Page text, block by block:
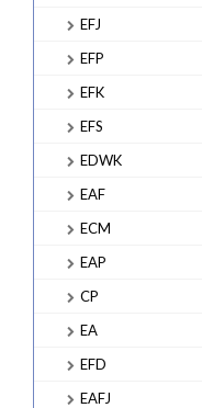
EFJ
EFP
EFK
EFS
EDWK
EAF
ECM
EAP
CP
EA
EFD
EAFJ